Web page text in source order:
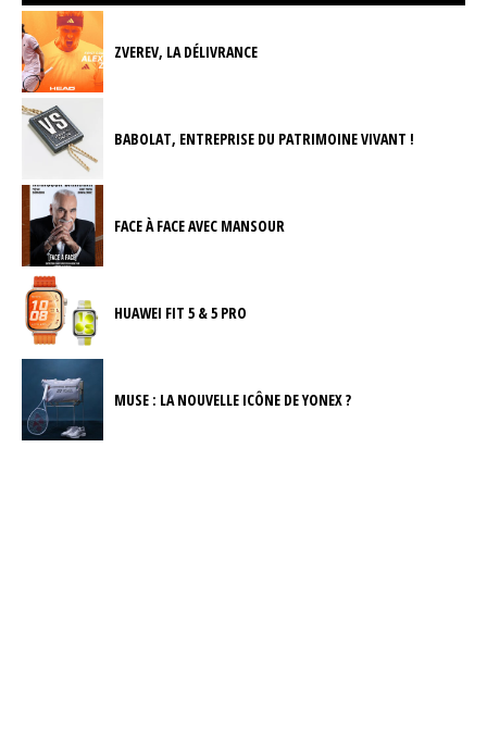
ZVEREV, LA DÉLIVRANCE
BABOLAT, ENTREPRISE DU PATRIMOINE VIVANT !
FACE À FACE AVEC MANSOUR
HUAWEI FIT 5 & 5 PRO
MUSE : LA NOUVELLE ICÔNE DE YONEX ?